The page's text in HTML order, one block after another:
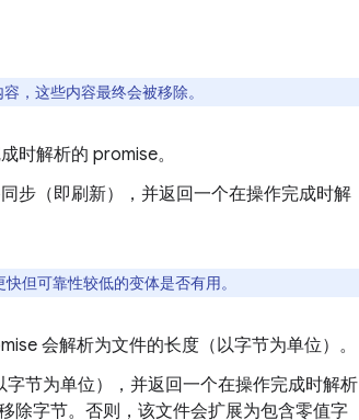
，这些内容最终会被移除。
时解析的 promise。
步（即刷新），并返回一个在操作完成时解
但可靠性较低的变体是否有用。
会解析为文件的长度（以字节为单位）。
字节为单位），并返回一个在操作完成时解析
除字节。否则，该文件会扩展为包含零值字